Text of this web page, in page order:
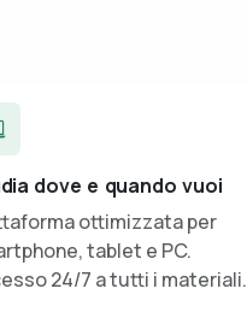
dove e quando vuoi
ottimizzata per
tablet e PC.
24/7 a tutti i materiali.